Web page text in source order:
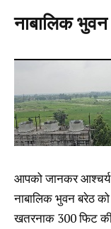
नाबालिक
आपको जानकर
नाबालिक भुवन बरेठ
खतरनाक 300 फिट